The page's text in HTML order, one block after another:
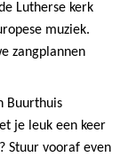
Lutherse kerk
muziek.
zangplannen
Buurthuis
je leuk een keer
Stuur vooraf even